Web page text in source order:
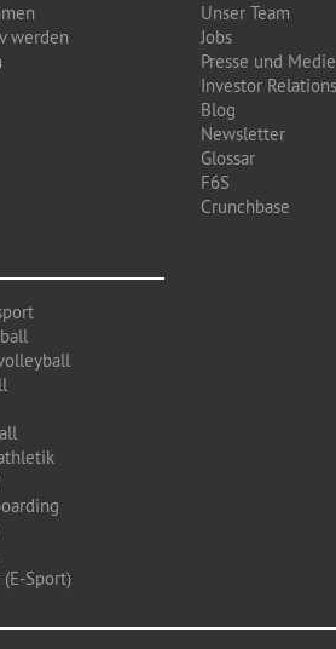
werden
Unser Team
Jobs
Presse und
Investor Relations
Blog
Newsletter
Glossar
F6S
Crunchbase
Sport)